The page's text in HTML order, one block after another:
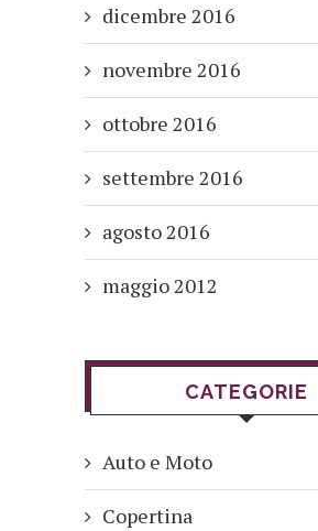
dicembre 2016
novembre 2016
ottobre 2016
settembre 2016
agosto 2016
maggio 2012
CATEGORIE
Auto e Moto
Copertina